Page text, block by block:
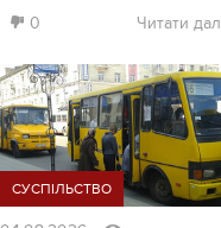
0 Читати
СУСПІЛЬСТВО